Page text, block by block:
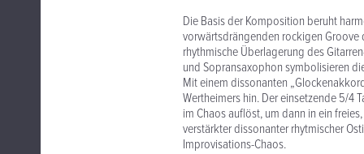
Die Basis der Komposition beruht
vorwärtsdrängenden rockigen Groove
rhythmische Überlagerung des
und Sopransaxophon symbolisieren
Mit einem dissonanten
Wertheimers hin. Der einsetzende 5/4
im Chaos auflöst, um dann in ein
verstärkter dissonanter rhytmischer
Improvisations-Chaos.